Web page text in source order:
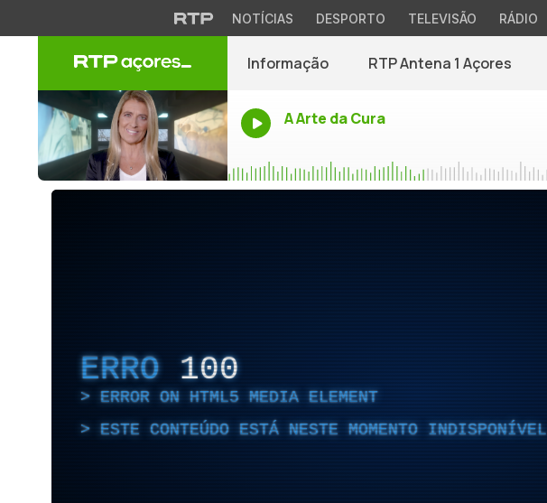
NOTÍCIAS DESPORTO TELEVISÃO RÁDIO
Informação RTP Antena 1 Açores
A Arte da Cura
ERRO 100
ERROR ON HTML5 MEDIA ELEMENT
ESTE CONTEÚDO ESTÁ NESTE MOMENTO INDISPONÍVEL